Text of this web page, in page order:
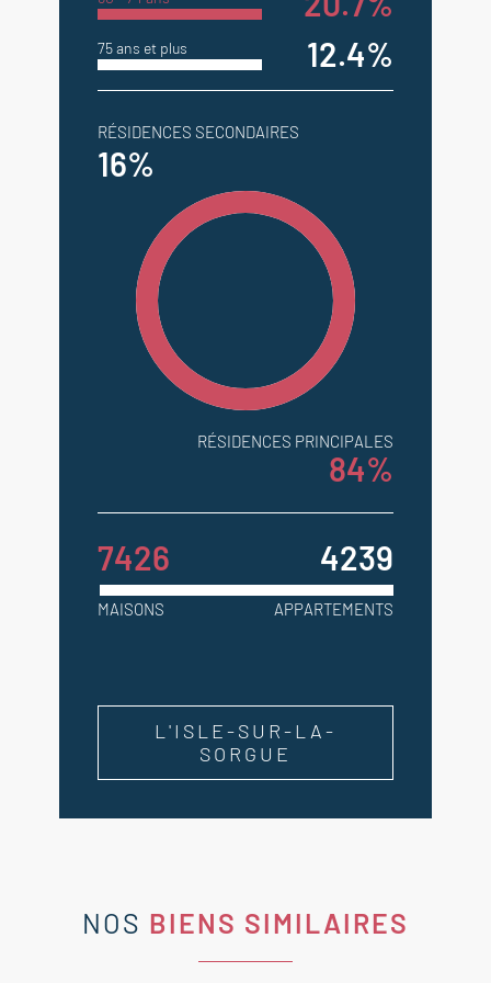
75 ans et plus 12.4%
RÉSIDENCES SECONDAIRES
16%
RÉSIDENCES PRINCIPALES
84%
7426 4239
MAISONS APPARTEMENTS
L'ISLE-SUR-LA-
SORGUE
NOS BIENS SIMILAIRES